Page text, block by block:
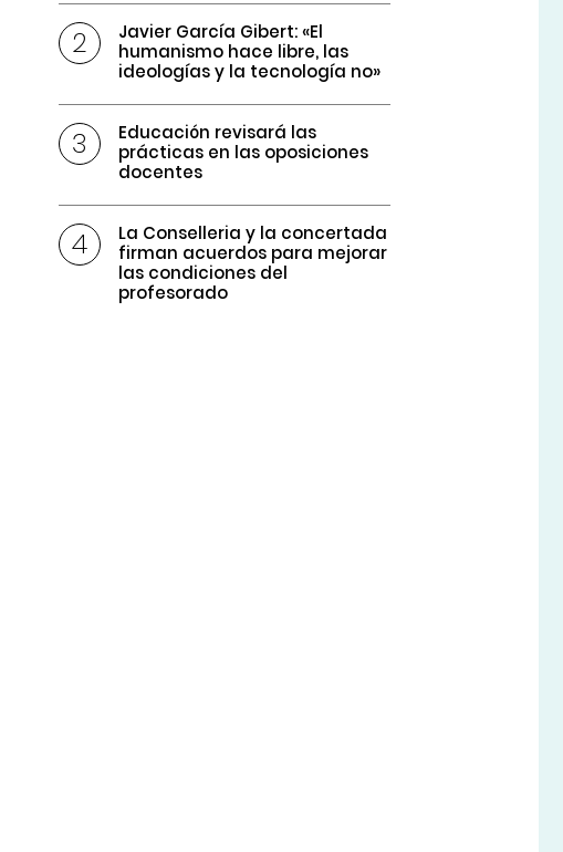
Javier García Gibert: «El
humanismo hace libre, las
ideologías y la tecnología no»
Educación revisará las
prácticas en las oposiciones
docentes
La Conselleria y la concertada
firman acuerdos para mejorar
las condiciones del
profesorado